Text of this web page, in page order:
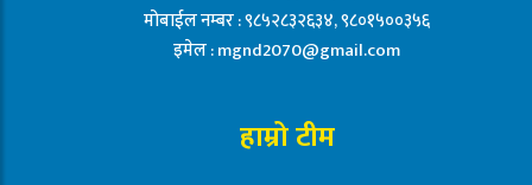
मोबाईल नम्बर : ९८५२८३२६३४, ९८०१५००३५६
इमेल :mgnd2070@gmail.com
हाम्रो टीम